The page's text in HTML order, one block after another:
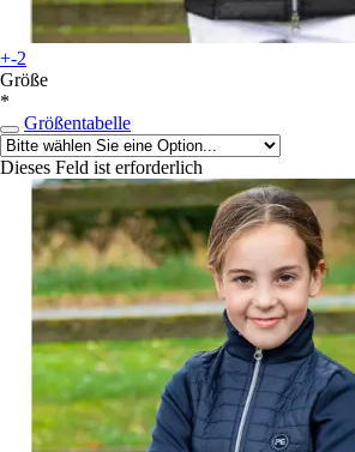
+-2
Größe
*
Größentabelle
Dieses Feld ist erforderlich